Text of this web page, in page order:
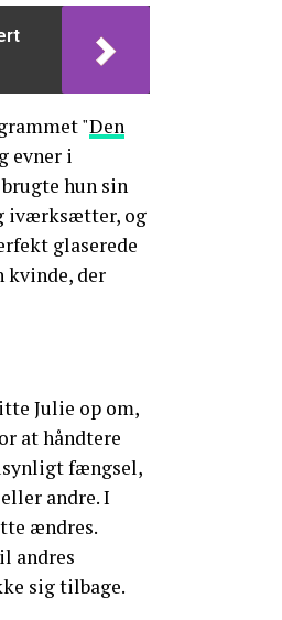
"Den
evner i
hun sin
iværksætter, og
glaserede
kvinde, der
Julie op om,
at håndtere
fængsel,
andre. I
ændres.
andres
sig tilbage.